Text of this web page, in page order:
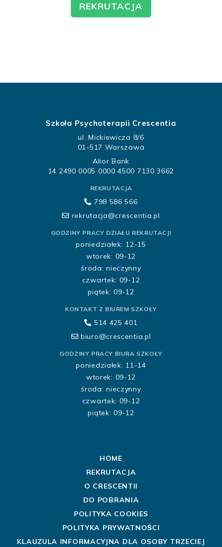
REKRUTACJA
Szkoła Psychoterapii Crescentia
ul. Mickiewicza 8/6
01-517 Warszawa
Alior Bank
14 2490 0005 0000 4500 7130 3662
REKRUTACJA
798 586 566
rekrutacja@crescentia.pl
GODZINY PRACY DZIAŁU REKRUTACJI
poniedziałek: 12-15
wtorek: 09-12
środa: nieczynny
czwartek: 09-12
piątek: 09-12
KONTAKT Z BIUREM SZKOŁY
514 425 401
biuro@crescentia.pl
GODZINY PRACY BIURA SZKOŁY
poniedziałek: 11-14
wtorek: 09-12
środa: nieczynny
czwartek: 09-12
piątek: 09-12
HOME
REKRUTACJA
O CRESCENTII
DO POBRANIA
POLITYKA COOKIES
POLITYKA PRYWATNOŚCI
KLAUZULA INFORMACYJNA DLA OSOBY TRZECIEJ